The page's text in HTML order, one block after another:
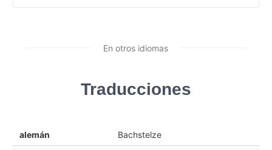
En otros idiomas
Traducciones
alemán Bachstelze